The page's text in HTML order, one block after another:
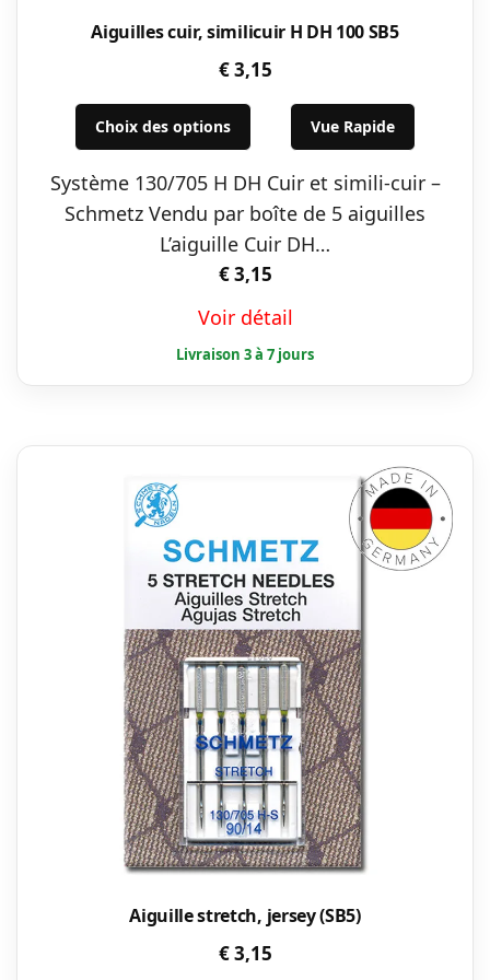
Aiguilles cuir, similicuir H DH 100 SB5
€3,15
Choix des options
Ce
produit
a
plusieurs
variations.
peuvent
être
choisies
la
produit
Vue Rapide
Système 130/705 H DH Cuir et simili-cuir –
Schmetz Vendu par boîte de 5 aiguilles
L’aiguille Cuir DH…
€3,15
Voir détail
Aiguille stretch, jersey (SB5)
€3,15